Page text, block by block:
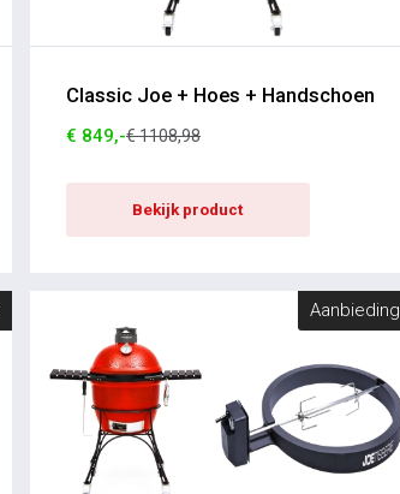
Classic Joe + Hoes + Handschoen
€ 849,-€ 1108,98
Bekijk product
Aanbieding